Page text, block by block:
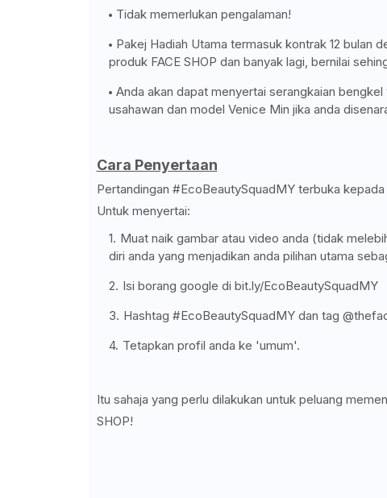
Tidak memerlukan pengalaman!
Pakej Hadiah Utama termasuk kontrak 12 bulan
produk FACE SHOP dan banyak lagi, bernilai
Anda akan dapat menyertai serangkaian
usahawan dan model Venice Min jika anda
Cara Penyertaan
Pertandingan #EcoBeautySquadMY terbuka
Untuk menyertai:
Muat naik gambar atau video anda (tidak
diri anda yang menjadikan anda pilihan utama
Isi borang google di bit.ly/EcoBeautySquadMY
Hashtag #EcoBeautySquadMY dan tag
Tetapkan profil anda ke 'umum'.
Itu sahaja yang perlu dilakukan untuk peluang
SHOP!